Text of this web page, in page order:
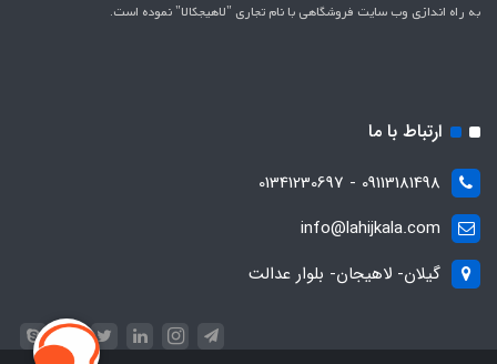
به راه اندازی وب سایت فروشگاهی با نام تجاری "لاهیج­کالا" نموده است.
ارتباط با ما
09113181498 - 01341230697
info@lahijkala.com
گیلان- لاهیجان- بلوار عدالت